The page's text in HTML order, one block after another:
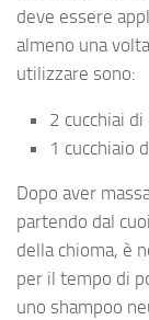
deve essere
almeno una
utilizzare sono:
2 cucchiai di
1 cucchiaio
Dopo aver
partendo dal
della chioma, è
per il tempo di
uno shampoo